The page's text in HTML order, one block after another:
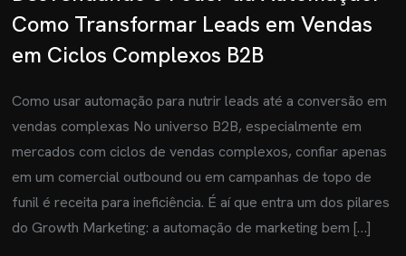
Como Transformar Leads em Vendas
em Ciclos Complexos B2B
Como usar automação para nutrir leads até a conversão em
vendas complexas No universo B2B, especialmente em
mercados com ciclos de vendas complexos, confiar apenas
em um comercial outbound ou em campanhas de topo de
funil é receita para ineficiência. É aí que entra um dos pilares
do Growth Marketing: a automação de marketing bem […]